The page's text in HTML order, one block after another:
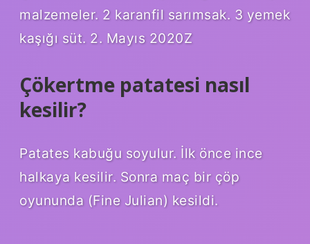
malzemeler. 2 karanfil sarımsak. 3 yemek
kaşığı süt. 2. Mayıs 2020Z
Çökertme patatesi nasıl
kesilir?
Patates kabuğu soyulur. İlk önce ince
halkaya kesilir. Sonra maç bir çöp
oyununda (Fine Julian) kesildi.